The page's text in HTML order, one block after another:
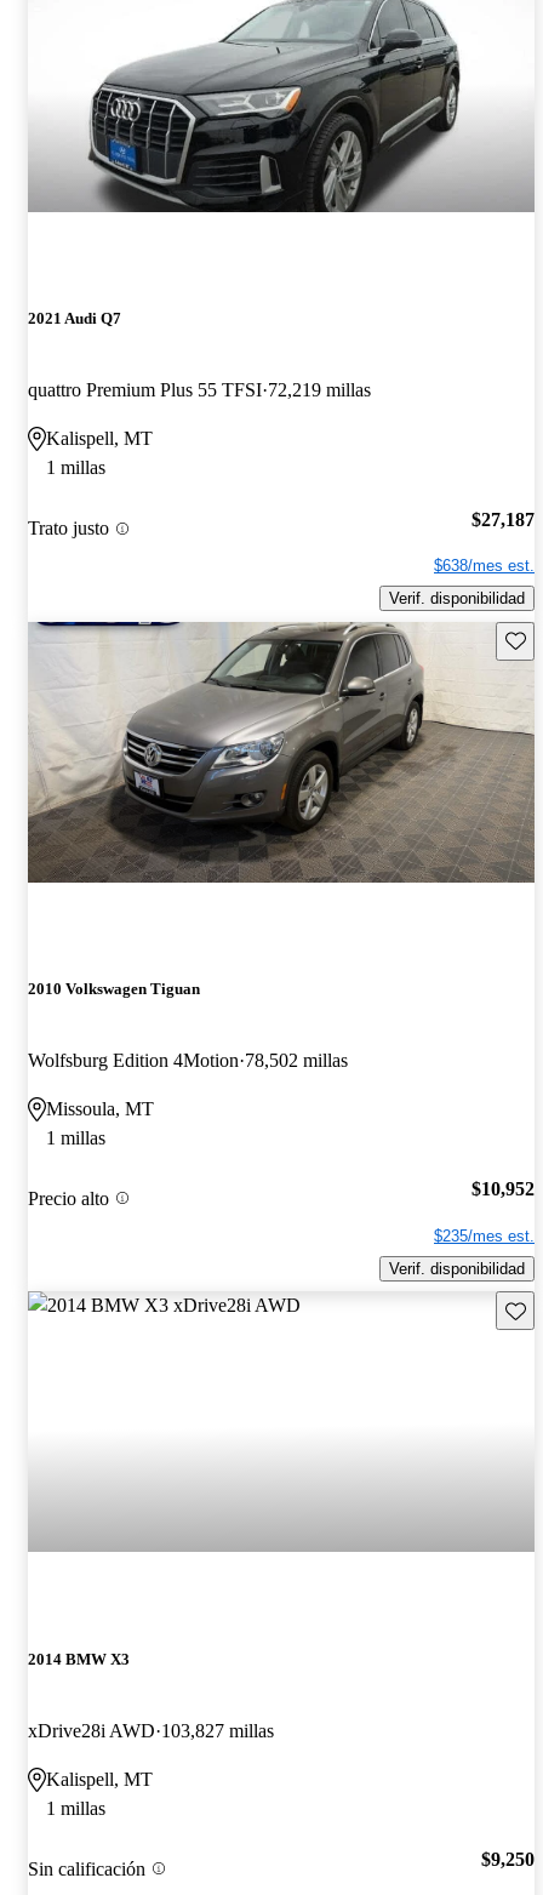
2021 Audi Q7
quattro Premium Plus 55 TFSI 72,219 millas
Kalispell, MT
1 millas
Trato justo $27,187
$638/mes est.
Verif. disponibilidad
2010 Volkswagen Tiguan
Wolfsburg Edition 4Motion 78,502 millas
Missoula, MT
1 millas
Precio alto $10,952
$235/mes est.
Verif. disponibilidad
2014 BMW X3
xDrive28i AWD 103,827 millas
Kalispell, MT
1 millas
Sin calificación $9,250